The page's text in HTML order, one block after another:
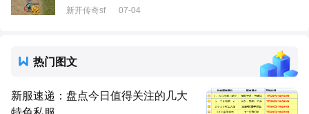
新开传奇sf 07-04
热门图文
新服速递：盘点今日值得关注的几大